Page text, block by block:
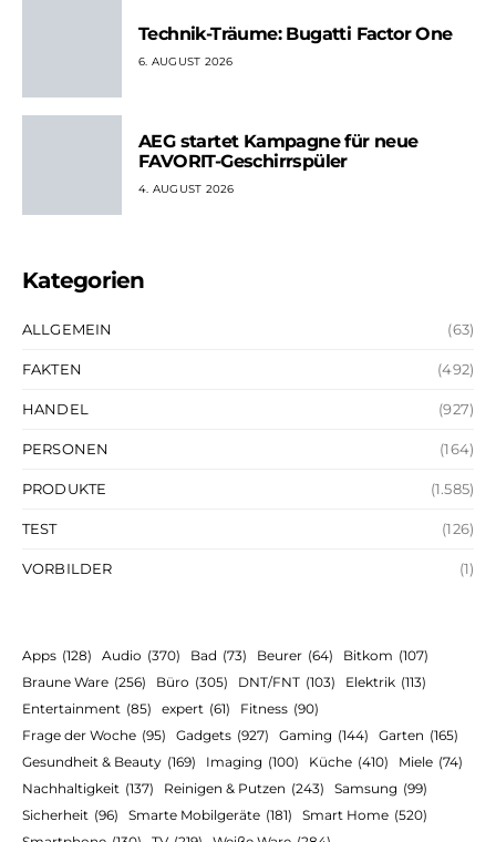
Technik-Träume: Bugatti Factor One
6. AUGUST 2026
AEG startet Kampagne für neue
FAVORIT-Geschirrspüler
4. AUGUST 2026
Kategorien
ALLGEMEIN (63)
FAKTEN (492)
HANDEL (927)
PERSONEN (164)
PRODUKTE (1.585)
TEST (126)
VORBILDER (1)
Apps (128) Audio (370) Bad (73) Beurer (64) Bitkom (107)
Braune Ware (256) Büro (305) DNT/FNT (103) Elektrik (113)
Entertainment (85) expert (61) Fitness (90)
Frage der Woche (95) Gadgets (927) Gaming (144) Garten (165)
Gesundheit & Beauty (169) Imaging (100) Küche (410) Miele (74)
Nachhaltigkeit (137) Reinigen & Putzen (243) Samsung (99)
Sicherheit (96) Smarte Mobilgeräte (181) Smart Home (520)